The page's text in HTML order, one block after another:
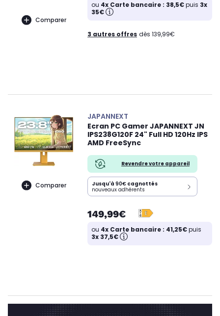
Comparer
ou 4x Carte bancaire : 38,5€puis 3x
35€
3 autres offres dès 139,99€
Comparer
JAPANNEXT
Ecran PC Gamer JAPANNEXT JN
IPS238G120F 24" Full HD 120Hz IPS
AMD FreeSync
Revendre votre appareil
Jusqu'à 90€ cagnottés
nouveaux adhérents
149,99€
ou 4x Carte bancaire : 41,25€puis
3x 37,5€